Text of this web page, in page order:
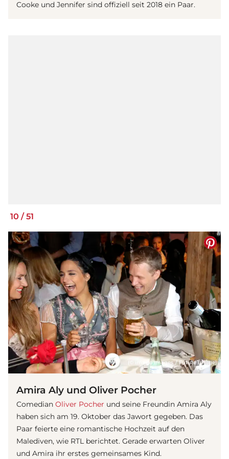
Cooke und Jennifer sind offiziell seit 2018 ein Paar.
10 /51
(© imago images / Future Image)
Amira Aly und Oliver Pocher
Comedian Oliver Pocher und seine Freundin Amira Aly
haben sich am 19. Oktober das Jawort gegeben. Das
Paar feierte eine romantische Hochzeit auf den
Malediven, wie RTL berichtet. Gerade erwarten Oliver
und Amira ihr erstes gemeinsames Kind.